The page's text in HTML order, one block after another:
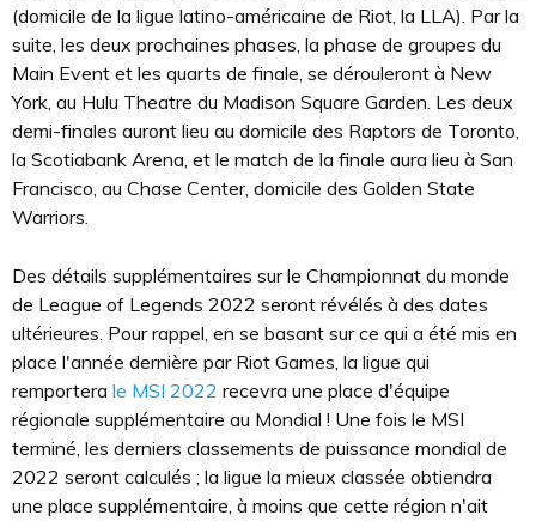
(domicile de la ligue latino-américaine de Riot, la LLA). Par la
suite, les deux prochaines phases, la phase de groupes du
Main Event et les quarts de finale, se dérouleront à New
York, au Hulu Theatre du Madison Square Garden. Les deux
demi-finales auront lieu au domicile des Raptors de Toronto,
la Scotiabank Arena, et le match de la finale aura lieu à San
Francisco, au Chase Center, domicile des Golden State
Warriors.
Des détails supplémentaires sur le Championnat du monde
de League of Legends 2022 seront révélés à des dates
ultérieures. Pour rappel, en se basant sur ce qui a été mis en
place l'année dernière par Riot Games, la ligue qui
remportera le MSI 2022 recevra une place d'équipe
régionale supplémentaire au Mondial ! Une fois le MSI
terminé, les derniers classements de puissance mondial de
2022 seront calculés ; la ligue la mieux classée obtiendra
une place supplémentaire, à moins que cette région n'ait